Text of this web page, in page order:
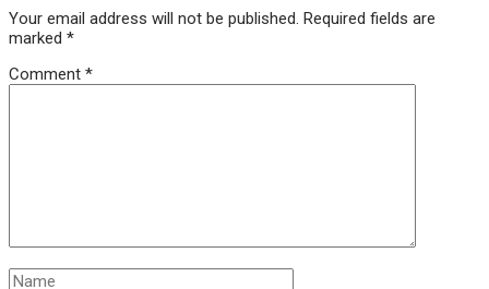
Your email address will not be published. Required fields are
marked *
Comment *